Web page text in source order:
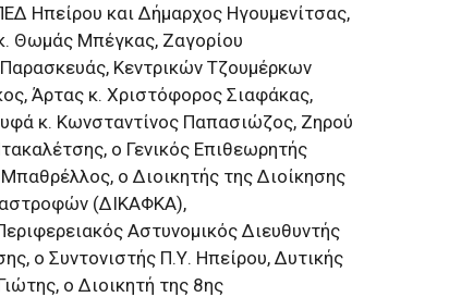
Ηπείρου και Δήμαρχος Ηγουμενίτσας,
Θωμάς Μπέγκας, Ζαγορίου
Κεντρικών Τζουμέρκων
Άρτας κ. Χριστόφορος Σιαφάκας,
κ. Κωνσταντίνος Παπασιώζος, Ζηρού
ο Γενικός Επιθεωρητής
ο Διοικητής της Διοίκησης
(ΔΙΚΑΦΚΑ),
Αστυνομικός Διευθυντής
ο Συντονιστής Π.Υ. Ηπείρου, Δυτικής
ο Διοικητή της 8ης